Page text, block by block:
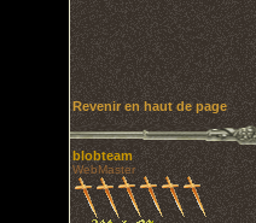
Revenir en haut de page
blobteam
WebMaster